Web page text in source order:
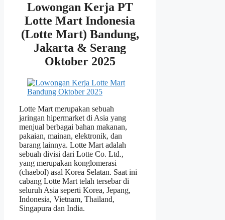
Lowongan Kerja PT
Lotte Mart Indonesia
(Lotte Mart) Bandung,
Jakarta & Serang
Oktober 2025
Lotte Mart merupakan sebuah
jaringan hipermarket di Asia yang
menjual berbagai bahan makanan,
pakaian, mainan, elektronik, dan
barang lainnya. Lotte Mart adalah
sebuah divisi dari Lotte Co. Ltd.,
yang merupakan konglomerasi
(chaebol) asal Korea Selatan. Saat ini
cabang Lotte Mart telah tersebar di
seluruh Asia seperti Korea, Jepang,
Indonesia, Vietnam, Thailand,
Singapura dan India.